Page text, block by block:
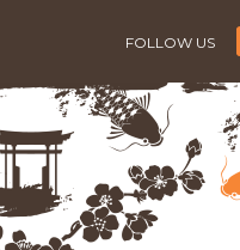
FOLLOW US